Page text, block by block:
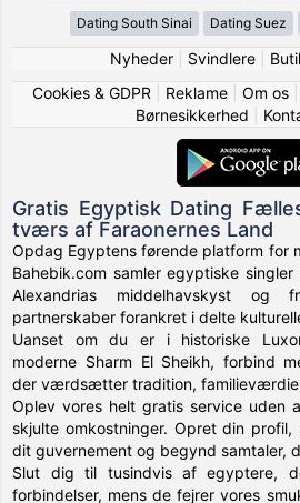
Dating South Sinai Dating Suez
Nyheder| Svindlere|
Cookies & GDPR
Reklame| Om os|
Børnesikkerhed
Gratis Egyptisk Dating
tværs af Faraonernes Land
Opdag Egyptens førende platform for
Bahebik.com samler egyptiske
Alexandrias middelhavskyst og
partnerskaber forankret i delte
Uanset om du er i historiske
moderne Sharm El Sheikh, forbind
der værdsætter tradition,
Oplev vores helt gratis service uden
skjulte omkostninger. Opret din
dit guvernement og begynd samtaler,
Slut dig til tusindvis af egyptere,
forbindelser, mens de fejrer vores